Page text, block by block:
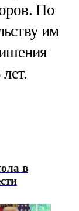
По
им
в